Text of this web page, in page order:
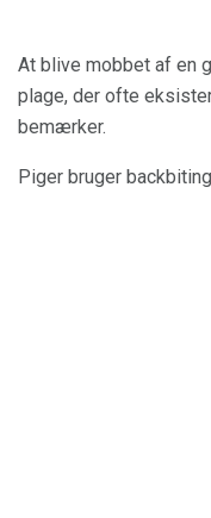
At blive mobbet af en
plage, der ofte
bemærker.
Piger bruger